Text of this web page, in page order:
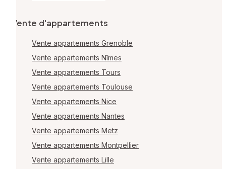
Vente d'appartements
Vente appartements Grenoble
Vente appartements Nîmes
Vente appartements Tours
Vente appartements Toulouse
Vente appartements Nice
Vente appartements Nantes
Vente appartements Metz
Vente appartements Montpellier
Vente appartements Lille